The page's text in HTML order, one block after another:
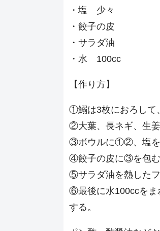
・塩 少々
・餃子の皮
・サラダ油
・水 100cc
【作り方】
①鰯は3枚におろして
②大葉、長ネギ、生姜
③ボウルに①②、塩を
④餃子の皮に③を包む
⑤サラダ油を熱したフ
⑥最後に水100ccをま
する。